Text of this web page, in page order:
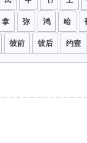
拿 弥 鸿 哈
彼前 彼后 约壹